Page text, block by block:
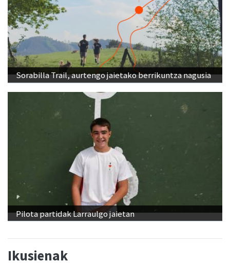
Sorabilla Trail, aurtengo jaietako berrikuntza nagusia
Pilota partidak Larraulgo jaietan
Ikusienak